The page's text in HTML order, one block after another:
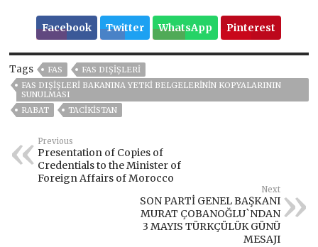
Facebook Twitter WhatsApp Pinterest
Tags FAS
FAS DIŞIŞLERI
FAS DIŞIŞLERI BAKANINA YETKI BELGELERININ KOPYALARININ
SUNULMASI
RABAT
TACİKİSTAN
Previous
Presentation of Copies of
Credentials to the Minister of
Foreign Affairs of Morocco
Next
SON PARTİ GENEL BAŞKANI
MURAT ÇOBANOĞLU`NDAN
3 MAYIS TÜRKÇÜLÜK GÜNÜ
MESAJI